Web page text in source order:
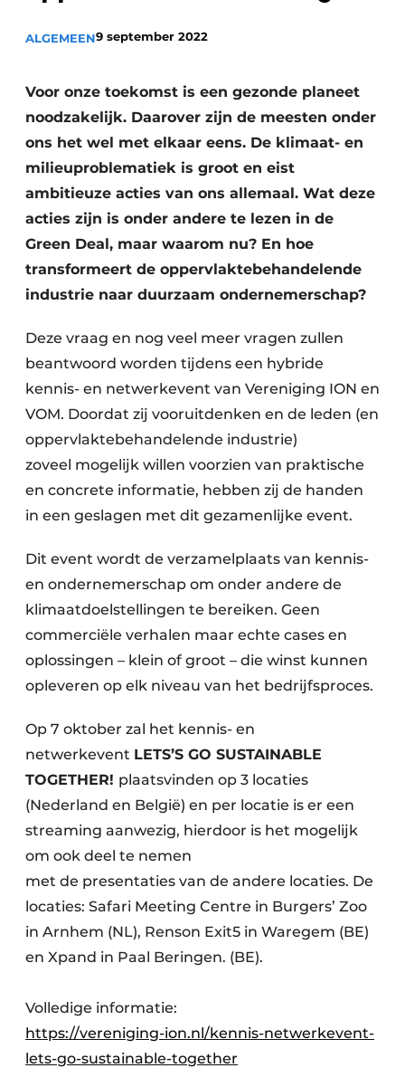
Privacy / Cookie statement
Vacatures
ALGEMEEN9 september 2022
Voor onze toekomst is een gezonde planeet
noodzakelijk. Daarover zijn de meesten onder
ons het wel met elkaar eens. De klimaat- en
milieuproblematiek is groot en eist
ambitieuze acties van ons allemaal. Wat deze
acties zijn is onder andere te lezen in de
Green Deal, maar waarom nu? En hoe
transformeert de oppervlaktebehandelende
industrie naar duurzaam ondernemerschap?
Deze vraag en nog veel meer vragen zullen
beantwoord worden tijdens een hybride
kennis- en netwerkevent van Vereniging ION en
VOM. Doordat zij vooruitdenken en de leden (en
oppervlaktebehandelende industrie)
zoveel mogelijk willen voorzien van praktische
en concrete informatie, hebben zij de handen
in een geslagen met dit gezamenlijke event.
Dit event wordt de verzamelplaats van kennis-
en ondernemerschap om onder andere de
klimaatdoelstellingen te bereiken. Geen
commerciële verhalen maar echte cases en
oplossingen – klein of groot – die winst kunnen
opleveren op elk niveau van het bedrijfsproces.
Op 7 oktober zal het kennis- en
netwerkevent LETS’S GO SUSTAINABLE
TOGETHER! plaatsvinden op 3 locaties
(Nederland en België) en per locatie is er een
streaming aanwezig, hierdoor is het mogelijk
om ook deel te nemen
met de presentaties van de andere locaties. De
locaties: Safari Meeting Centre in Burgers’ Zoo
in Arnhem (NL), Renson Exit5 in Waregem (BE)
en Xpand in Paal Beringen. (BE).
Volledige informatie:
https://vereniging-ion.nl/kennis-netwerkevent-
lets-go-sustainable-together